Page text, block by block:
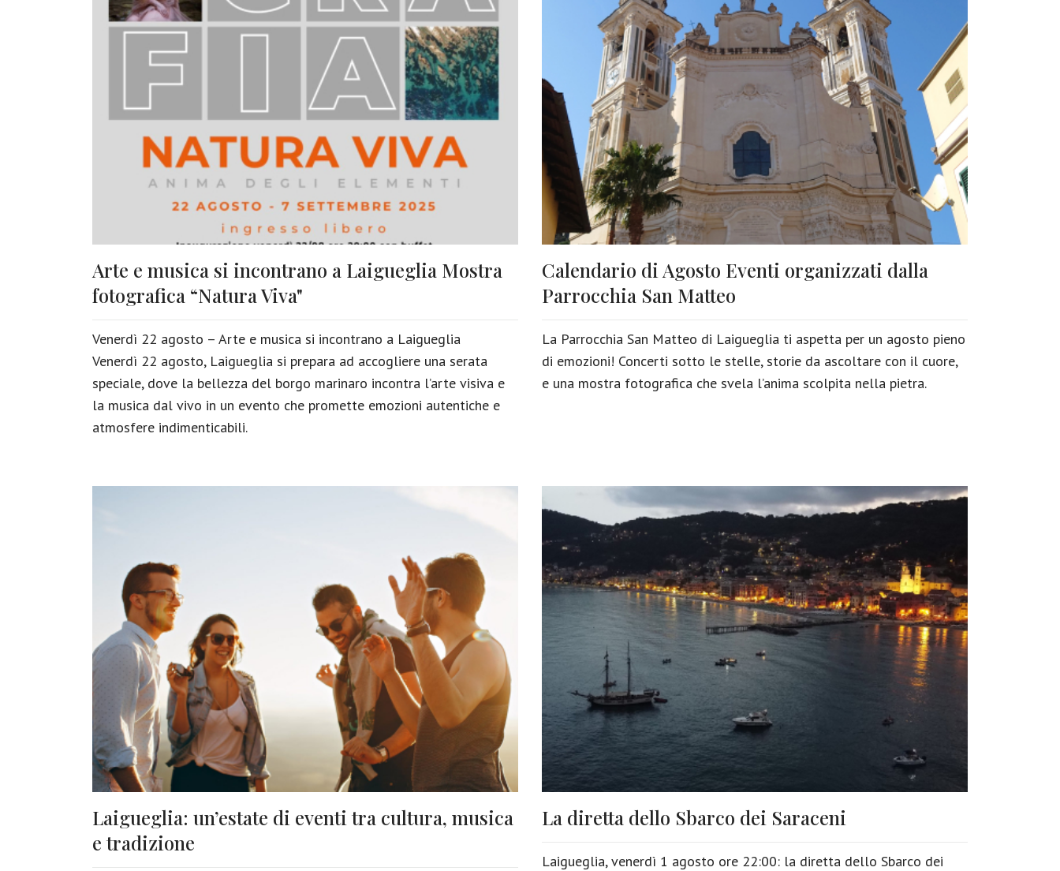
Arte e musica si incontrano a Laigueglia Mostra
fotografica “Natura Viva"
Venerdì 22 agosto – Arte e musica si incontrano a Laigueglia
Venerdì 22 agosto, Laigueglia si prepara ad accogliere una serata
speciale, dove la bellezza del borgo marinaro incontra l’arte visiva e
la musica dal vivo in un evento che promette emozioni autentiche e
atmosfere indimenticabili.
Calendario di Agosto Eventi organizzati dalla
Parrocchia San Matteo
La Parrocchia San Matteo di Laigueglia ti aspetta per un agosto pieno
di emozioni! Concerti sotto le stelle, storie da ascoltare con il cuore,
e una mostra fotografica che svela l’anima scolpita nella pietra.
Laigueglia: un’estate di eventi tra cultura, musica
e tradizione
La diretta dello Sbarco dei Saraceni
Laigueglia, venerdì 1 agosto ore 22:00: la diretta dello Sbarco dei